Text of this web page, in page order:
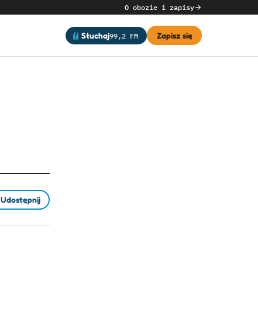
O obozie i zapisy
Słuchaj99,2 FM Zapisz się
Udostępnij